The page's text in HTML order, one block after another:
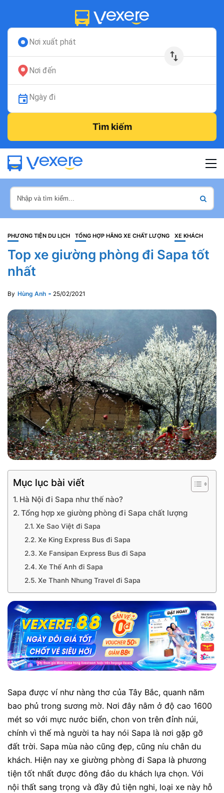
Nơi xuất phát
Nơi đến
Ngày đi
Tìm kiếm
PHƯƠNG TIỆN DU LỊCH TỔNG HỢP HÃNG XE CHẤT LƯỢNG XE KHÁCH
Top xe giường phòng đi Sapa tốt
nhất
By Hùng Anh 25/02/2021
Mục lục bài viết
Hà Nội đi Sapa như thế nào?
Tổng hợp xe giường phòng đi Sapa chất lượng
Xe Sao Việt đi Sapa
Xe King Express Bus đi Sapa
Xe Fansipan Express Bus đi Sapa
Xe Thế Anh đi Sapa
Xe Thanh Nhung Travel đi Sapa
Sapa được ví như nàng thơ của Tây Bắc, quanh năm
bao phủ trong sương mờ. Nơi đây nằm ở độ cao 1600
mét so với mực nước biển, chon von trên đỉnh núi,
chính vì thế mà người ta hay nói Sapa là nơi gặp gỡ
đất trời. Sapa mùa nào cũng đẹp, cũng níu chân du
khách. Hiện nay xe giường phòng đi Sapa là phương
tiện tốt nhất được đông đảo du khách lựa chọn. Với
nội thất sang trọng và đầy đủ tiện nghi, loại xe này hỗ